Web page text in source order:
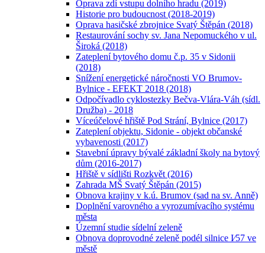
Oprava zdí vstupu dolního hradu (2019)
Historie pro budoucnost (2018-2019)
Oprava hasičské zbrojnice Svatý Štěpán (2018)
Restaurování sochy sv. Jana Nepomuckého v ul.
Široká (2018)
Zateplení bytového domu č.p. 35 v Sidonii
(2018)
Snížení energetické náročnosti VO Brumov-
Bylnice - EFEKT 2018 (2018)
Odpočívadlo cyklostezky Bečva-Vlára-Váh (sídl.
Družba) - 2018
Víceúčelové hřiště Pod Strání, Bylnice (2017)
Zateplení objektu, Sidonie - objekt občanské
vybavenosti (2017)
Stavební úpravy bývalé základní školy na bytový
dům (2016-2017)
Hřiště v sídlišti Rozkvět (2016)
Zahrada MŠ Svatý Štěpán (2015)
Obnova krajiny v k.ú. Brumov (sad na sv. Anně)
Doplnění varovného a vyrozumívacího systému
města
Územní studie sídelní zeleně
Obnova doprovodné zeleně podél silnice I⁄57 ve
městě